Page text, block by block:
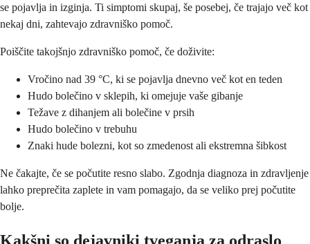
se pojavlja in izginja. Ti simptomi skupaj, še posebej, če trajajo več kot
nekaj dni, zahtevajo zdravniško pomoč.
Poiščite takojšnjo zdravniško pomoč, če doživite:
Vročino nad 39 °C, ki se pojavlja dnevno več kot en teden
Hudo bolečino v sklepih, ki omejuje vaše gibanje
Težave z dihanjem ali bolečine v prsih
Hudo bolečino v trebuhu
Znaki hude bolezni, kot so zmedenost ali ekstremna šibkost
Ne čakajte, če se počutite resno slabo. Zgodnja diagnoza in zdravljenje
lahko preprečita zaplete in vam pomagajo, da se veliko prej počutite
bolje.